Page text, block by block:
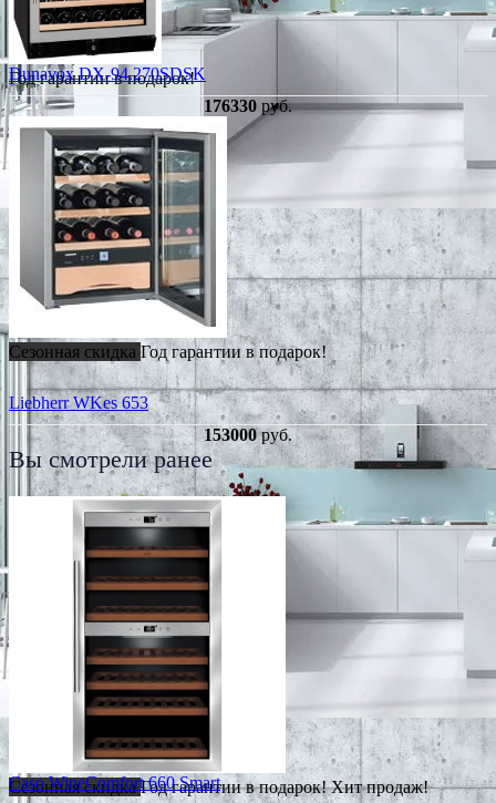
Год гарантии в подарок!
Dunavox DX-94.270SDSK
176330 руб.
Сезонная скидка Год гарантии в подарок!
Liebherr WKes 653
153000руб.
Вы смотрели ранее
Сезонная скидкаГод гарантии в подарок!Хит продаж!
Caso WineComfort 660 Smart